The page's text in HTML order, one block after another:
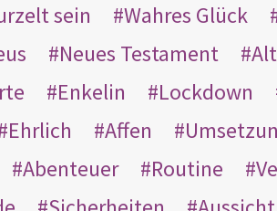
sein Wahres Glück
Neues Testament
Enkelin Lockdown
Ehrlich Affen
Abenteuer Routine